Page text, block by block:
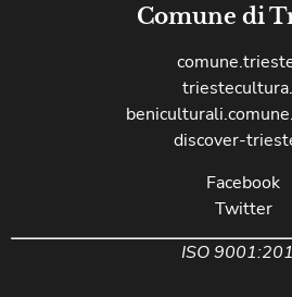
Comune di
discover-
Facebook
Twitter
ISO